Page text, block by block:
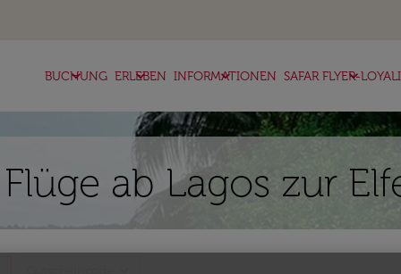
BUCHUNG
keyboard_arrow_down ERLEBEN
keyboard_arrow_down INFORMATIONEN
keyboard_arrow_down SAFAR FLYER-
keyboard_arrow_down
ab Lagos zur